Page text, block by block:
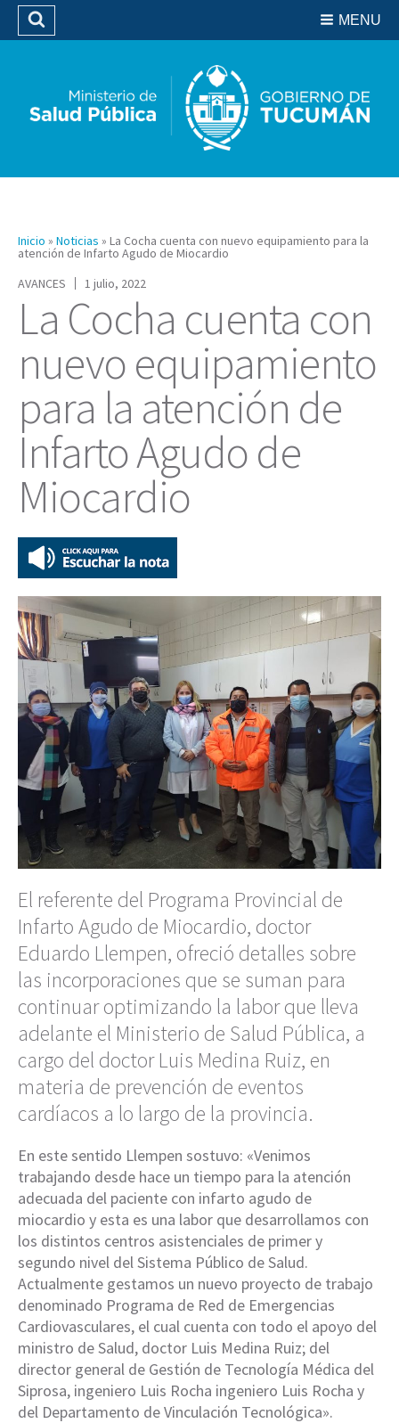
Biblioteca
MENU
Buscar
Inicio » Noticias » La Cocha cuenta con nuevo equipamiento para la
atención de Infarto Agudo de Miocardio
AVANCES
1 julio, 2022
La Cocha cuenta con
nuevo equipamiento
para la atención de
Infarto Agudo de
Miocardio
El referente del Programa Provincial de
Infarto Agudo de Miocardio, doctor
Eduardo Llempen, ofreció detalles sobre
las incorporaciones que se suman para
continuar optimizando la labor que lleva
adelante el Ministerio de Salud Pública, a
cargo del doctor Luis Medina Ruiz, en
materia de prevención de eventos
cardíacos a lo largo de la provincia.
En este sentido Llempen sostuvo: «Venimos
trabajando desde hace un tiempo para la atención
adecuada del paciente con infarto agudo de
miocardio y esta es una labor que desarrollamos con
los distintos centros asistenciales de primer y
segundo nivel del Sistema Público de Salud.
Actualmente gestamos un nuevo proyecto de trabajo
denominado Programa de Red de Emergencias
Cardiovasculares, el cual cuenta con todo el apoyo del
ministro de Salud, doctor Luis Medina Ruiz; del
director general de Gestión de Tecnología Médica del
Siprosa, ingeniero Luis Rocha ingeniero Luis Rocha y
del Departamento de Vinculación Tecnológica».